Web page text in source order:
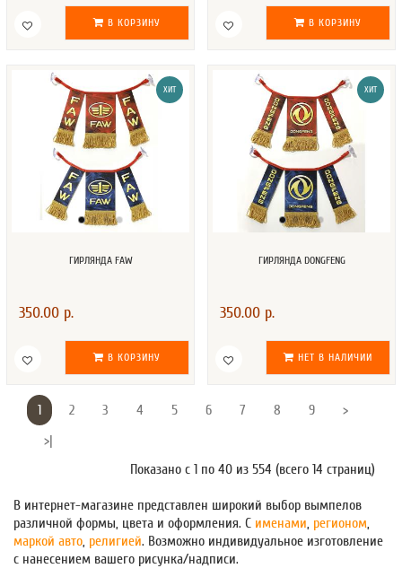
В КОРЗИНУ В КОРЗИНУ
ХИТ
ГИРЛЯНДА FAW
350.00 р.
В КОРЗИНУ
ХИТ
ГИРЛЯНДА DONGFENG
350.00 р.
НЕТ В НАЛИЧИИ
1 2 3 4 5 6 7 8 9
>
>|
Показано с 1 по 40 из 554 (всего 14 страниц)
В интернет-магазине представлен широкий выбор вымпелов
различной формы, цвета и оформления. С именами, регионом,
маркой авто, религией. Возможно индивидуальное изготовление
с нанесением вашего рисунка/надписи.